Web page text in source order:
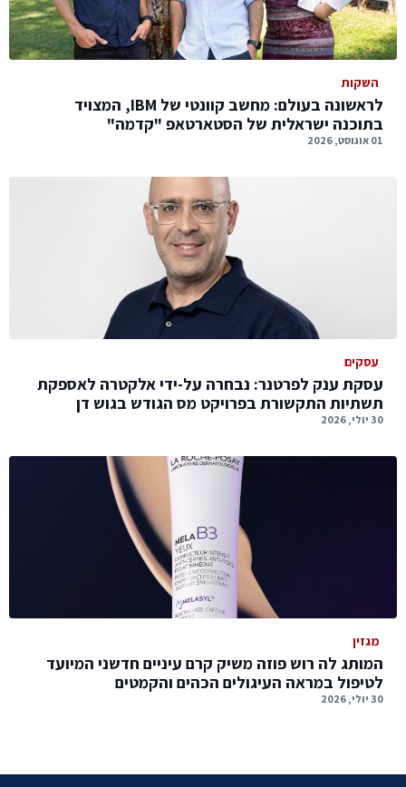
השקות
לראשונה בעולם: מחשב קוונטי של IBM, המצויד
בתוכנה ישראלית של הסטארטאפ "קדמה"
01 אוגוסט, 2026
עסקים
עסקת ענק לפרטנר: נבחרה על-ידי אלקטרה לאספקת
תשתיות התקשורת בפרויקט מס הגודש בגוש דן
30 יולי, 2026
מגזין
המותג לה רוש פוזה משיק קרם עיניים חדשני המיועד
לטיפול במראה העיגולים הכהים והקמטים
30 יולי, 2026